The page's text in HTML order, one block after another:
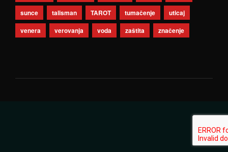
sunce
talisman TAROT tumačenje
uticaj
venera
verovanja voda zaštita značenje